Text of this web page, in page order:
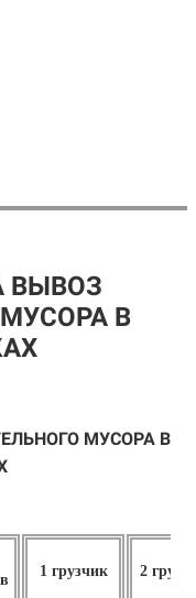
ВЫВОЗ
В
МУСОРА В
1 грузчик 2